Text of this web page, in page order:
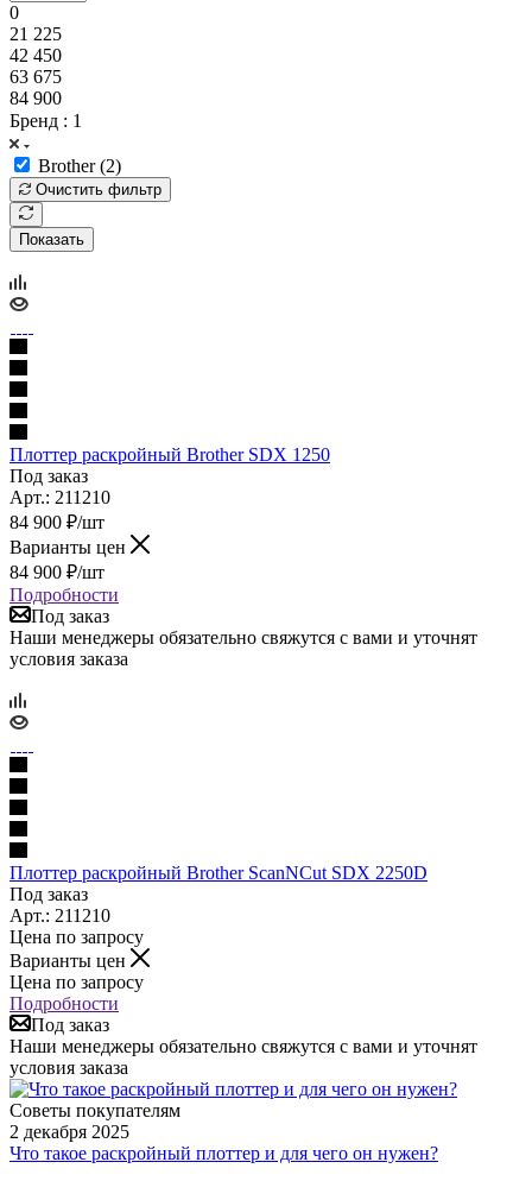
0
21 225
42 450
63 675
84 900
Бренд : 1
Brother (2)
Очистить фильтр
Показать
Плоттер раскройный Brother SDX 1250
Под заказ
Арт.: 211210
84 900 ₽/шт
Варианты цен
84 900 ₽/шт
Подробности
Под заказ
Наши менеджеры обязательно свяжутся с вами и уточнят
условия заказа
Плоттер раскройный Brother ScanNCut SDX 2250D
Под заказ
Арт.: 211210
Цена по запросу
Варианты цен
Цена по запросу
Подробности
Под заказ
Наши менеджеры обязательно свяжутся с вами и уточнят
условия заказа
Советы покупателям
2 декабря 2025
Что такое раскройный плоттер и для чего он нужен?